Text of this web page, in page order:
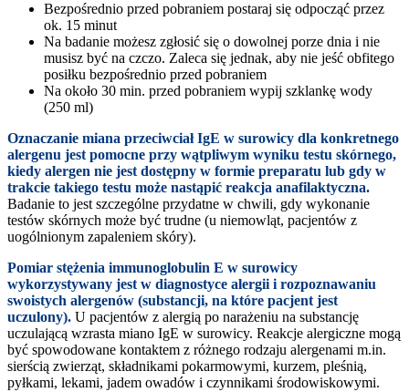
Bezpośrednio przed pobraniem postaraj się odpocząć przez
ok. 15 minut
Na badanie możesz zgłosić się o dowolnej porze dnia i nie
musisz być na czczo. Zaleca się jednak, aby nie jeść obfitego
posiłku bezpośrednio przed pobraniem
Na około 30 min. przed pobraniem wypij szklankę wody
(250 ml)
Oznaczanie miana przeciwciał IgE w surowicy dla konkretnego
alergenu jest pomocne przy wątpliwym wyniku testu skórnego,
kiedy alergen nie jest dostępny w formie preparatu lub gdy w
trakcie takiego testu może nastąpić reakcja anafilaktyczna.
Badanie to jest szczególne przydatne w chwili, gdy wykonanie
testów skórnych może być trudne (u niemowląt, pacjentów z
uogólnionym zapaleniem skóry).
Pomiar stężenia immunoglobulin E w surowicy
wykorzystywany jest w diagnostyce alergii i rozpoznawaniu
swoistych alergenów (substancji, na które pacjent jest
uczulony). U pacjentów z alergią po narażeniu na substancję
uczulającą wzrasta miano IgE w surowicy. Reakcje alergiczne mogą
być spowodowane kontaktem z różnego rodzaju alergenami m.in.
sierścią zwierząt, składnikami pokarmowymi, kurzem, pleśnią,
pyłkami, lekami, jadem owadów i czynnikami środowiskowymi.